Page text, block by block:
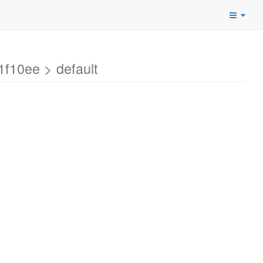
> default